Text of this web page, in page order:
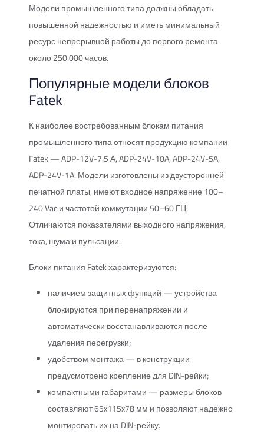
Модели промышленного типа должны обладать
повышенной надежностью и иметь минимальный
ресурс непрерывной работы до первого ремонта
около 250 000 часов.
Популярные модели блоков
Fatek
К наиболее востребованным блокам питания
промышленного типа относят продукцию компании
Fatek — ADP-12V-7.5 А, ADP-24V-10A, ADP-24V-5A,
ADP-24V-1A. Модели изготовлены из двусторонней
печатной платы, имеют входное напряжение 100–
240 Vac и частотой коммутации 50–60 ГЦ.
Отличаются показателями выходного напряжения,
тока, шума и пульсации.
Блоки питания Fatek характеризуются:
наличием защитных функций — устройства
блокируются при перенапряжении и
автоматически восстанавливаются после
удаления перегрузки;
удобством монтажа — в конструкции
предусмотрено крепление для DIN-рейки;
компактными габаритами — размеры блоков
составляют 65x115x78 мм и позволяют надежно
монтировать их на DIN-рейку.